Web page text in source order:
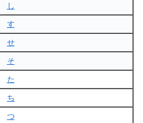
し
す
せ
そ
た
ち
つ